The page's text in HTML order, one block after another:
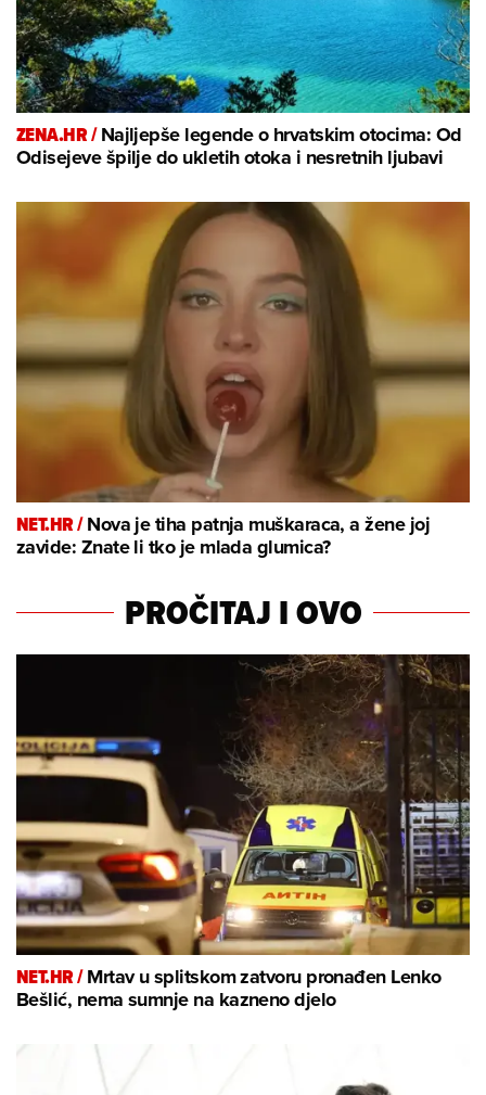
ZENA.HR /Najljepše legende o hrvatskim otocima: Od
Odisejeve špilje do ukletih otoka i nesretnih ljubavi
NET.HR /Nova je tiha patnja muškaraca, a žene joj
zavide: Znate li tko je mlada glumica?
PROČITAJ I OVO
NET.HR /Mrtav u splitskom zatvoru pronađen Lenko
Bešlić, nema sumnje na kazneno djelo